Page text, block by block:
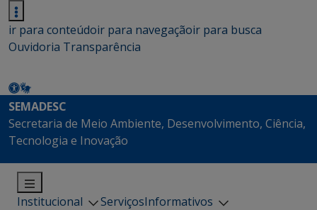
ir para conteúdoir para navegaçãoir para busca
Ouvidoria Transparência
SEMADESC
Secretaria de Meio Ambiente, Desenvolvimento, Ciência,
Tecnologia e Inovação
Institucional ServiçosInformativos